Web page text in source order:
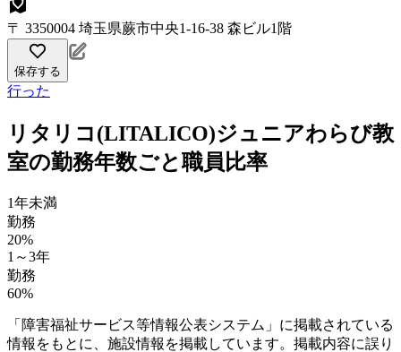
〒 3350004 埼玉県蕨市中央1-16-38 森ビル1階
保存する
行った
リタリコ(LITALICO)ジュニアわらび教
室の勤務年数ごと職員比率
1年未満
勤務
20%
1～3年
勤務
60%
「障害福祉サービス等情報公表システム」に掲載されている
情報をもとに、施設情報を掲載しています。掲載内容に誤り